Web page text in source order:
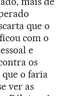
que o
com o
e
os
o faria
ver as